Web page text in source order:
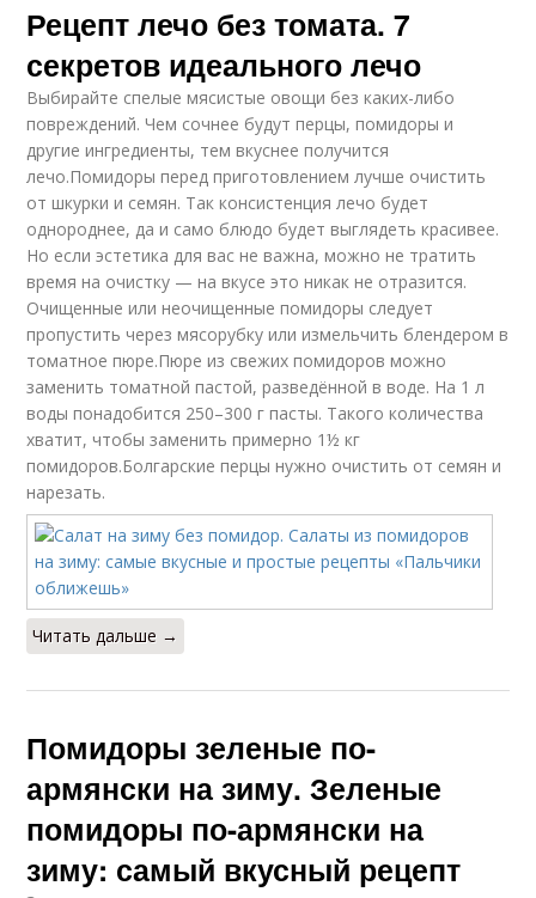
Рецепт лечо без томата. 7
секретов идеального лечо
Выбирайте спелые мясистые овощи без каких-либо
повреждений. Чем сочнее будут перцы, помидоры и
другие ингредиенты, тем вкуснее получится
лечо.Помидоры перед приготовлением лучше очистить
от шкурки и семян. Так консистенция лечо будет
однороднее, да и само блюдо будет выглядеть красивее.
Но если эстетика для вас не важна, можно не тратить
время на очистку — на вкусе это никак не отразится.
Очищенные или неочищенные помидоры следует
пропустить через мясорубку или измельчить блендером в
томатное пюре.Пюре из свежих помидоров можно
заменить томатной пастой, разведённой в воде. На 1 л
воды понадобится 250–300 г пасты. Такого количества
хватит, чтобы заменить примерно 1½ кг
помидоров.Болгарские перцы нужно очистить от семян и
нарезать.
Читать дальше →
Помидоры зеленые по-
армянски на зиму. Зеленые
помидоры по-армянски на
зиму: самый вкусный рецепт